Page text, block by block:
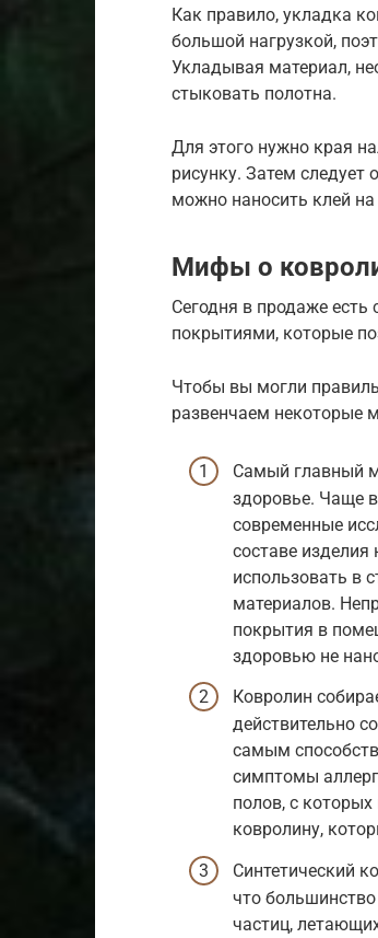
Как правило, укладка
большой нагрузкой,
Укладывая материал,
стыковать полотна.
Для этого нужно края
рисунку. Затем следует
можно наносить клей
Мифы о
Сегодня в продаже
покрытиями, которые
Чтобы вы могли
развенчаем некоторые
Самый главный
здоровье. Чаще
современные
составе
использовать в
материалов.
покрытия в
здоровью не
Ковролин
действительно
самым
симптомы
полов, с
ковролину,
Синтетический
что
частиц,